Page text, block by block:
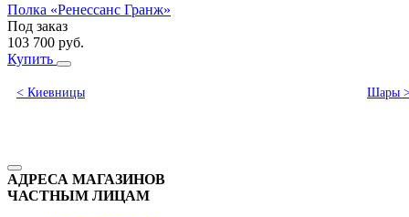
Полка «Ренессанс Гранж»
Под заказ
103 700 руб.
Купить
< Киевницы Шары
АДРЕСА МАГАЗИНОВ
ЧАСТНЫМ ЛИЦАМ